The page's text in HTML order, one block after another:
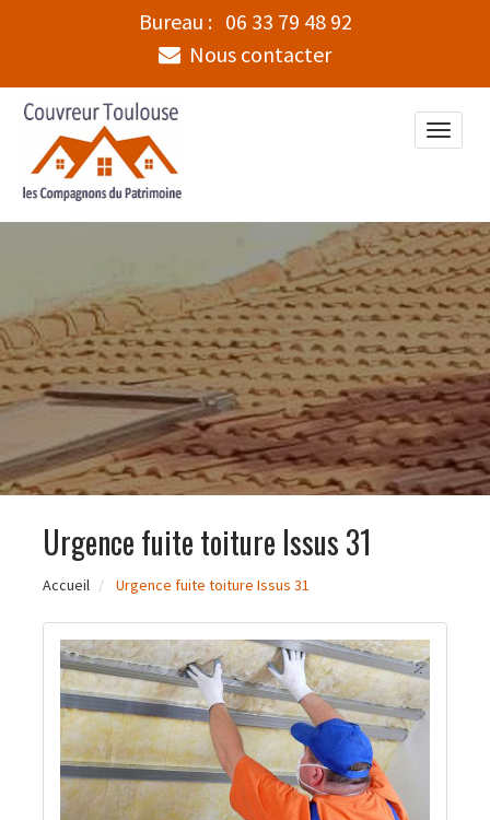
Bureau : 06 33 79 48 92
Nous contacter
Toggle
Urgence fuite toiture Issus 31
Accueil Urgence fuite toiture Issus 31